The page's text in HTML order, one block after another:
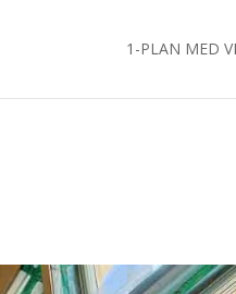
1-PLAN MED